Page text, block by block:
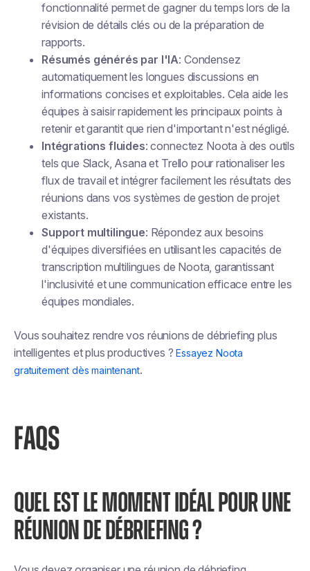
fonctionnalité permet de gagner du temps lors de la
révision de détails clés ou de la préparation de
rapports.
Résumés générés par l'IA: Condensez
automatiquement les longues discussions en
informations concises et exploitables. Cela aide les
équipes à saisir rapidement les principaux points à
retenir et garantit que rien d'important n'est négligé.
Intégrations fluides: connectez Noota à des outils
tels que Slack, Asana et Trello pour rationaliser les
flux de travail et intégrer facilement les résultats des
réunions dans vos systèmes de gestion de projet
existants.
Support multilingue: Répondez aux besoins
d'équipes diversifiées en utilisant les capacités de
transcription multilingues de Noota, garantissant
l'inclusivité et une communication efficace entre les
équipes mondiales.
Vous souhaitez rendre vos réunions de débriefing plus
intelligentes et plus productives ? Essayez Noota
gratuitement dès maintenant.
FAQS
QUEL EST LE MOMENT IDÉAL POUR UNE
RÉUNION DE DÉBRIEFING ?